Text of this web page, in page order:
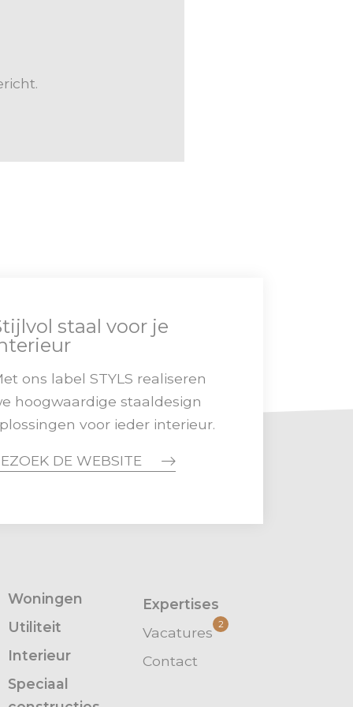
staal voor je
ons label STYLS realiseren
hoogwaardige staaldesign
voor ieder interieur.
DE WEBSITE
Woningen
Utiliteit
Interieur
Speciaal
Expertises
Vacatures2
Contact